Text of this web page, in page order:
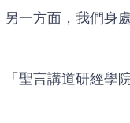
另一方面，我們身
「聖言講道研經學